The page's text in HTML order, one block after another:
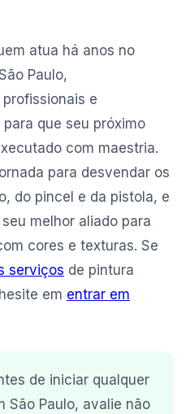
atua há anos no
Paulo,
e
que seu próximo
com maestria.
para desvendar os
do pincel e da pistola, e
melhor aliado para
cores e texturas. Se
serviços de pintura
em entrar em
de iniciar qualquer
São Paulo, avalie não